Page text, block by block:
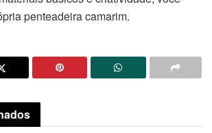
penteadeira camarim.